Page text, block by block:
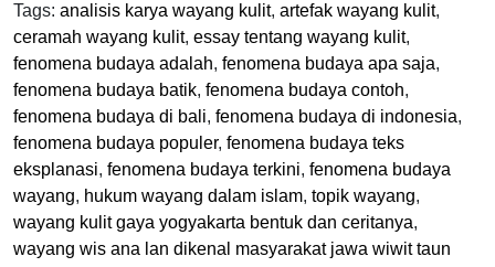
Tags: analisis karya wayang kulit, artefak wayang kulit,
ceramah wayang kulit, essay tentang wayang kulit,
fenomena budaya adalah, fenomena budaya apa saja,
fenomena budaya batik, fenomena budaya contoh,
fenomena budaya di bali, fenomena budaya di indonesia,
fenomena budaya populer, fenomena budaya teks
eksplanasi, fenomena budaya terkini, fenomena budaya
wayang, hukum wayang dalam islam, topik wayang,
wayang kulit gaya yogyakarta bentuk dan ceritanya,
wayang wis ana lan dikenal masyarakat jawa wiwit taun